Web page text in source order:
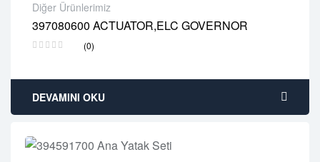
Diğer Ürünlerimiz
397080600 ACTUATOR,ELC GOVERNOR
(0)
2 years warranty
Delivery time: 1-2 business days
DEVAMINI OKU